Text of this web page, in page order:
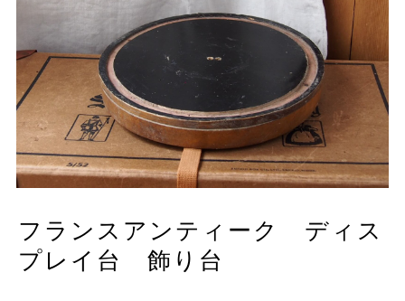
フランスアンティーク ディス
プレイ台 飾り台